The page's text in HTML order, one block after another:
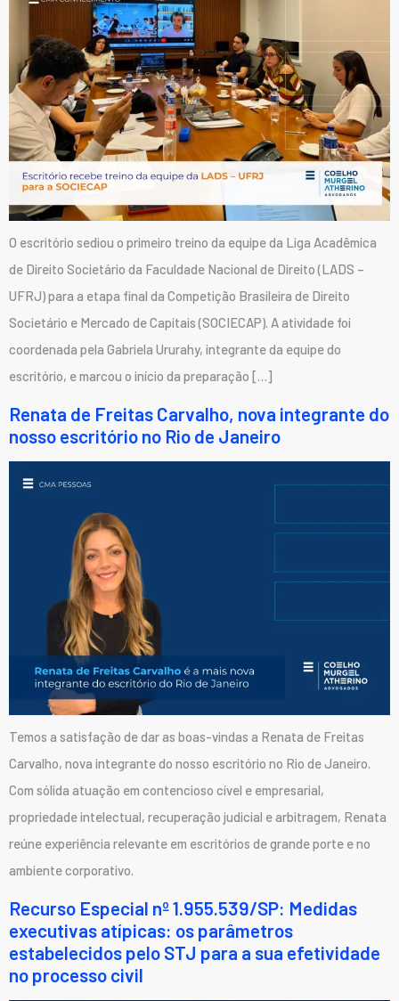
O escritório sediou o primeiro treino da equipe da Liga Acadêmica
de Direito Societário da Faculdade Nacional de Direito (LADS –
UFRJ) para a etapa final da Competição Brasileira de Direito
Societário e Mercado de Capitais (SOCIECAP). A atividade foi
coordenada pela Gabriela Ururahy, integrante da equipe do
escritório, e marcou o início da preparação […]
Renata de Freitas Carvalho, nova integrante do
nosso escritório no Rio de Janeiro
Temos a satisfação de dar as boas-vindas a Renata de Freitas
Carvalho, nova integrante do nosso escritório no Rio de Janeiro.
Com sólida atuação em contencioso cível e empresarial,
propriedade intelectual, recuperação judicial e arbitragem, Renata
reúne experiência relevante em escritórios de grande porte e no
ambiente corporativo.
Recurso Especial nº 1.955.539/SP: Medidas
executivas atípicas: os parâmetros
estabelecidos pelo STJ para a sua efetividade
no processo civil